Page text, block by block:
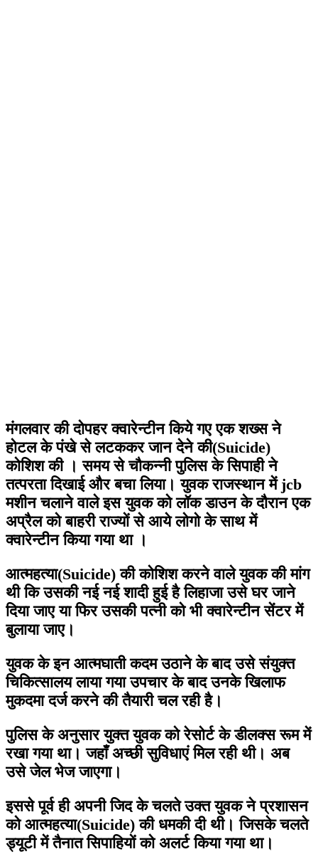
मंगलवार की दोपहर क्वारेन्टीन किये गए एक शख्स ने
होटल के पंखे से लटककर जान देने की(Suicide)
कोशिश की । समय से चौकन्नी पुलिस के सिपाही ने
तत्परता दिखाई और बचा लिया। युवक राजस्थान में jcb
मशीन चलाने वाले इस युवक को लॉक डाउन के दौरान एक
अप्रैल को बाहरी राज्यों से आये लोगो के साथ में
क्वारेन्टीन किया गया था ।
आत्महत्या(Suicide) की कोशिश करने वाले युवक की मांग
थी कि उसकी नई नई शादी हुई है लिहाजा उसे घर जाने
दिया जाए या फिर उसकी पत्नी को भी क्वारेन्टीन सेंटर में
बुलाया जाए।
युवक के इन आत्मघाती कदम उठाने के बाद उसे संयुक्त
चिकित्सालय लाया गया उपचार के बाद उनके खिलाफ
मुकदमा दर्ज करने की तैयारी चल रही है।
पुलिस के अनुसार युक्त युवक को रेसोर्ट के डीलक्स रूम में
रखा गया था। जहाँ अच्छी सुविधाएं मिल रही थी। अब
उसे जेल भेज जाएगा।
इससे पूर्व ही अपनी जिद के चलते उक्त युवक ने प्रशासन
को आत्महत्या(Suicide) की धमकी दी थी। जिसके चलते
ड्यूटी में तैनात सिपाहियों को अलर्ट किया गया था।